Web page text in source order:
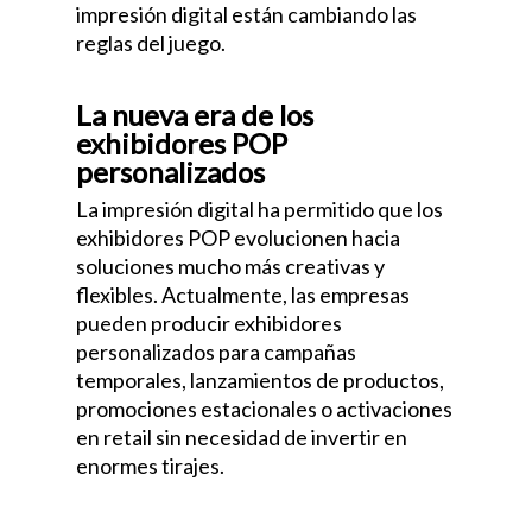
impresión digital están cambiando las
reglas del juego.
La nueva era de los
exhibidores POP
personalizados
La impresión digital ha permitido que los
exhibidores POP evolucionen hacia
soluciones mucho más creativas y
flexibles. Actualmente, las empresas
pueden producir exhibidores
personalizados para campañas
temporales, lanzamientos de productos,
promociones estacionales o activaciones
en retail sin necesidad de invertir en
enormes tirajes.